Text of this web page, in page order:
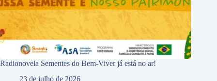
Radionovela Sementes do Bem-Viver já está no ar!
23 de julho de 2026